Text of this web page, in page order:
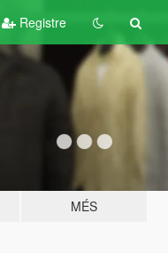
Registre
MÉS